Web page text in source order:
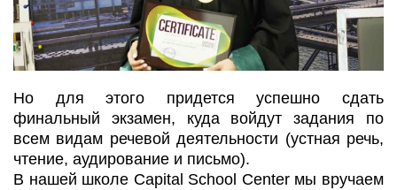
Но для этого придется успешно сдать
финальный экзамен, куда войдут задания по
всем видам речевой деятельности (устная речь,
чтение, аудирование и письмо).
В нашей школе Capital School Center мы вручаем